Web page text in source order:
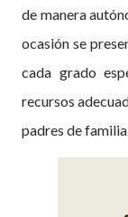
de manera
ocasión se
cada grado
recursos
padres de familia.